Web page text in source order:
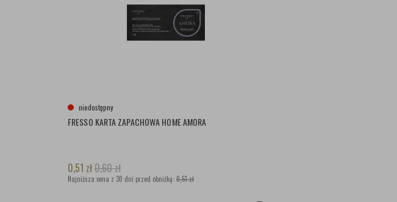
niedostępny
FRESSO KARTA ZAPACHOWA HOME AMORA
0,51 zł0,60zł
Najniższa cena z 30 dni przed obniżką: 0,51 zł